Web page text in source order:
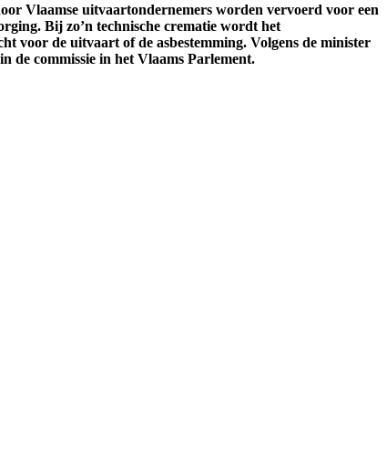
Vlaamse uitvaartondernemers worden vervoerd voor een
Bij zo’n technische crematie wordt het
voor de uitvaart of de asbestemming. Volgens de minister
de commissie in het Vlaams Parlement.